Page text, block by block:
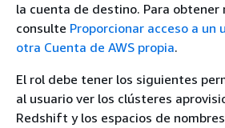
la cuenta de destino. Para obtener
consulte Proporcionar acceso a un
otra Cuenta de AWS propia.
El rol debe tener los siguientes
al usuario ver los clústeres
Redshift y los espacios de